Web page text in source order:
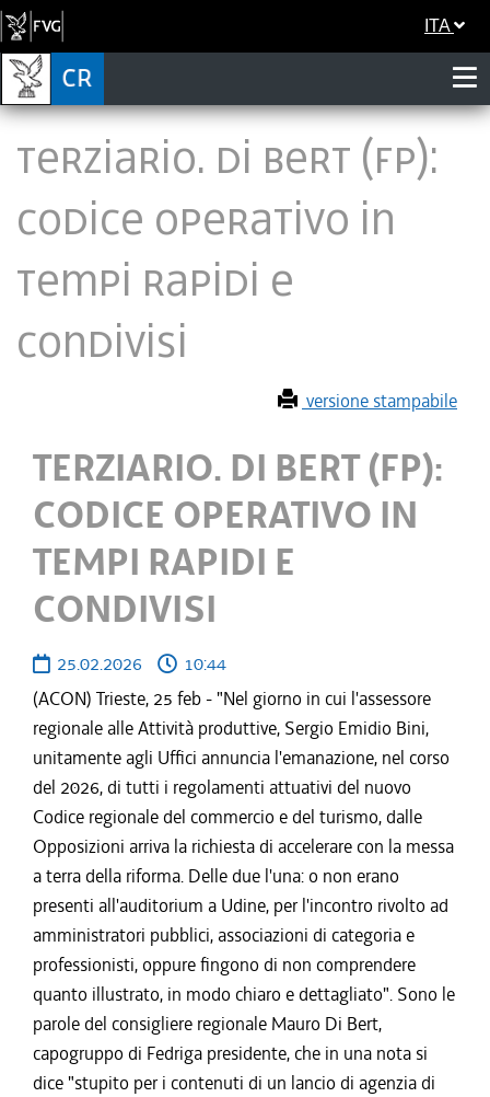
ITA
TERZIARIO. DI BERT (FP):
CODICE OPERATIVO IN
TEMPI RAPIDI E
CONDIVISI
versione stampabile
TERZIARIO. DI BERT (FP):
CODICE OPERATIVO IN
TEMPI RAPIDI E
CONDIVISI
25.02.2026
10:44
(ACON) Trieste, 25 feb - "Nel giorno in cui l'assessore
regionale alle Attività produttive, Sergio Emidio Bini,
unitamente agli Uffici annuncia l'emanazione, nel corso
del 2026, di tutti i regolamenti attuativi del nuovo
Codice regionale del commercio e del turismo, dalle
Opposizioni arriva la richiesta di accelerare con la messa
a terra della riforma. Delle due l'una: o non erano
presenti all'auditorium a Udine, per l'incontro rivolto ad
amministratori pubblici, associazioni di categoria e
professionisti, oppure fingono di non comprendere
quanto illustrato, in modo chiaro e dettagliato". Sono le
parole del consigliere regionale Mauro Di Bert,
capogruppo di Fedriga presidente, che in una nota si
dice "stupito per i contenuti di un lancio di agenzia di